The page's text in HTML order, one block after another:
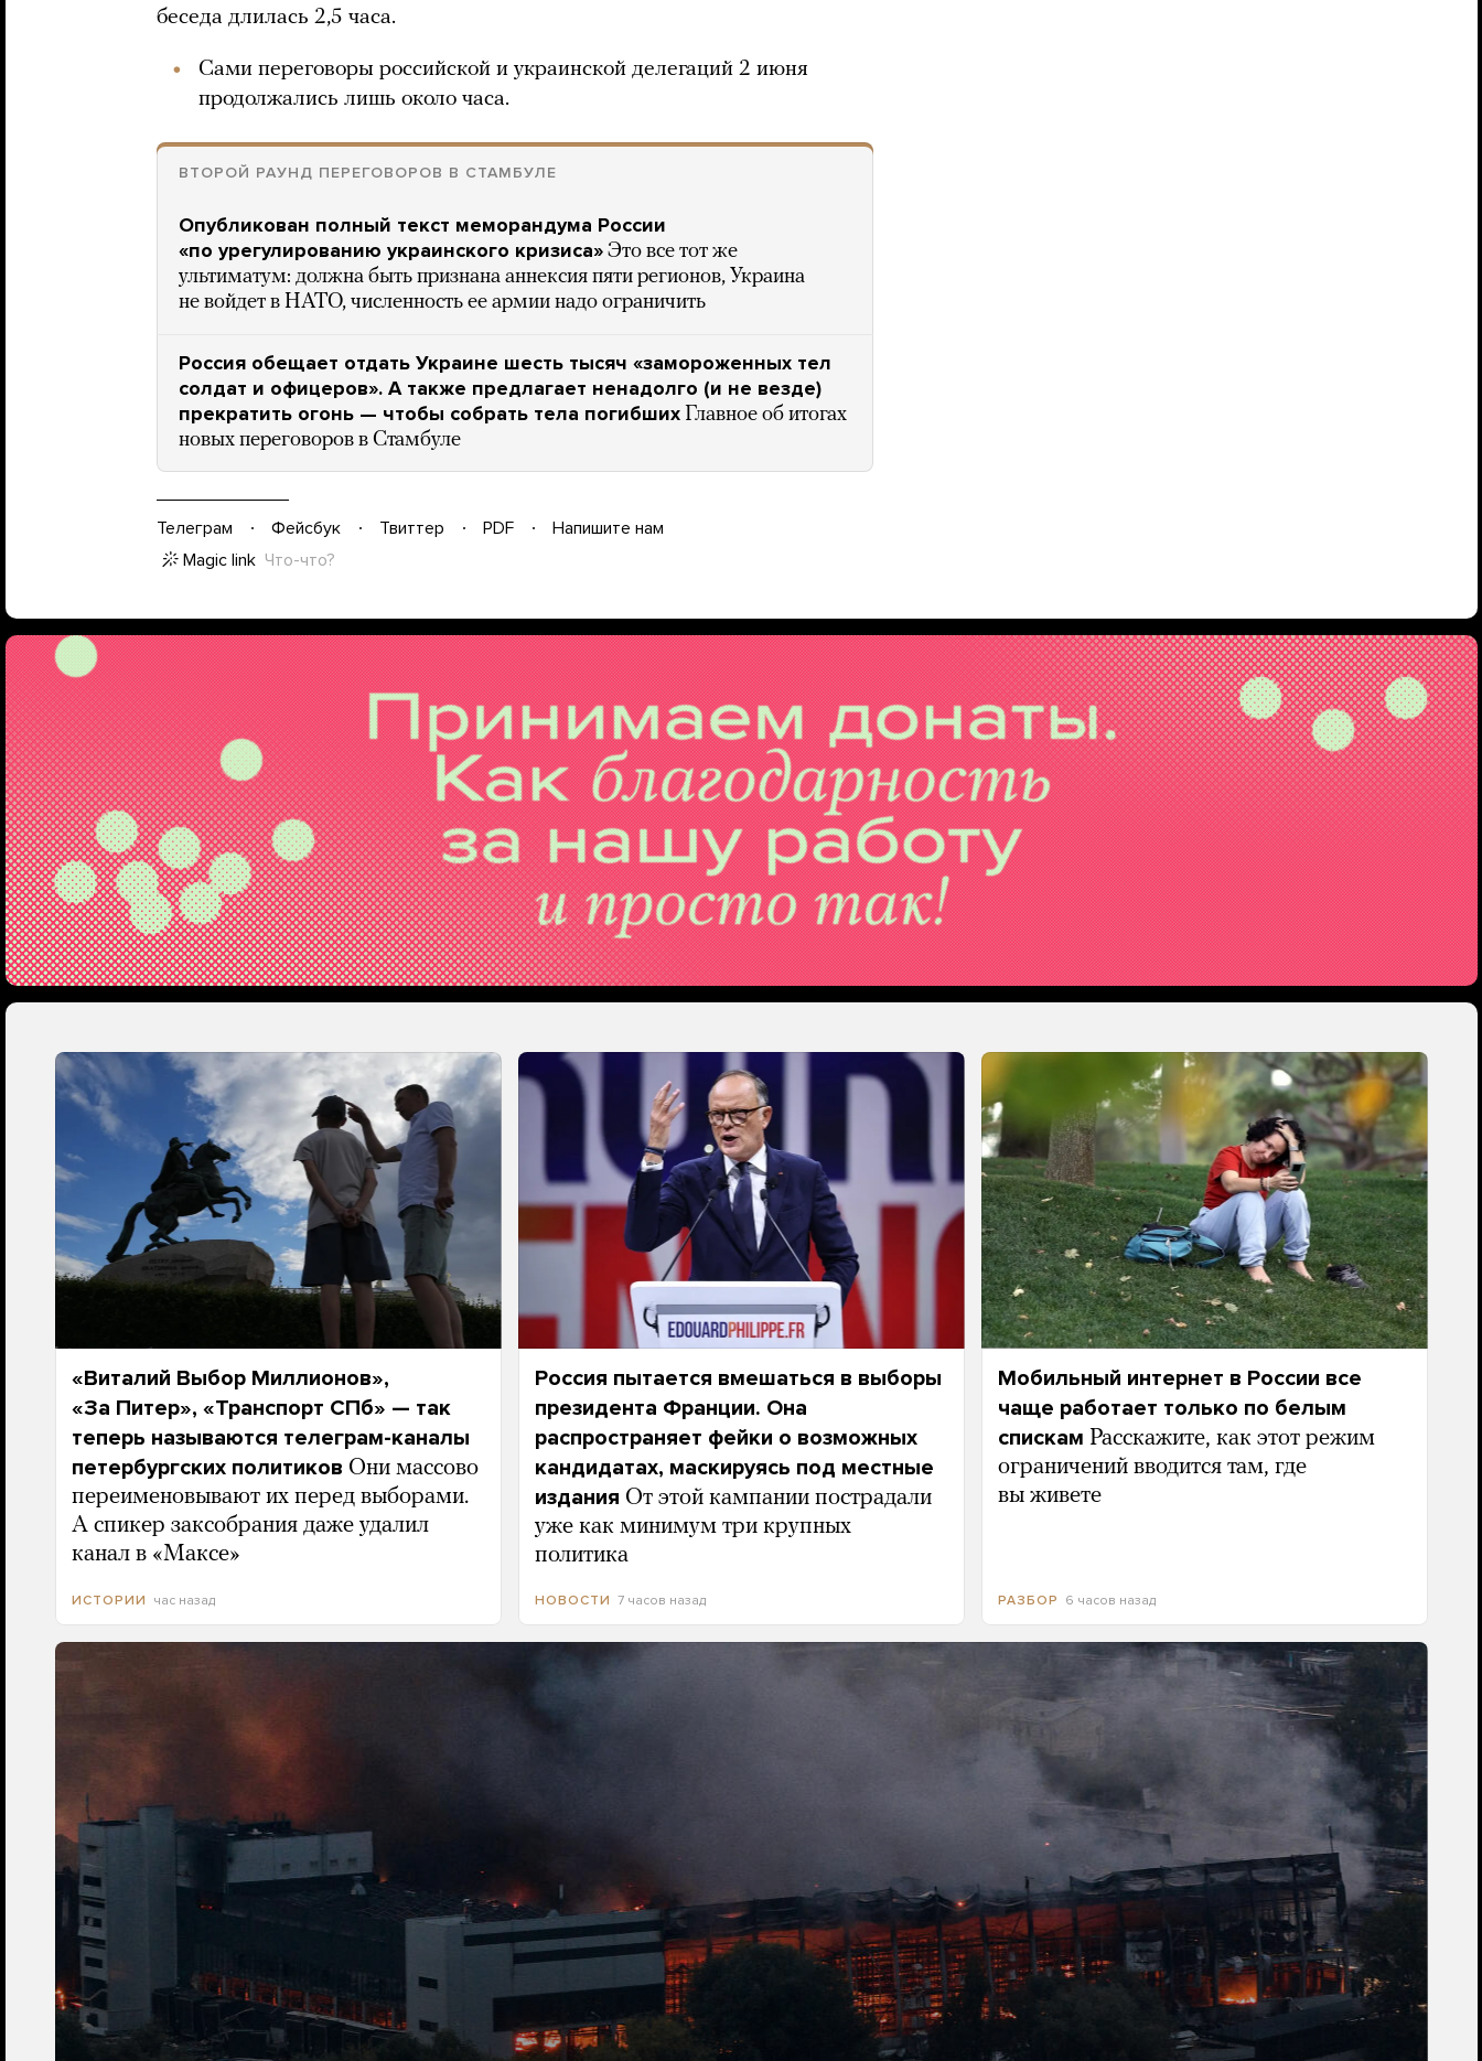
беседа длилась 2,5 часа.
Сами переговоры российской и украинской делегаций 2 июня
продолжались лишь около часа.
ВТОРОЙ РАУНД ПЕРЕГОВОРОВ В СТАМБУЛЕ
Опубликован полный текст меморандума России
«по урегулированию украинского кризиса» Это все тот же
ультиматум: должна быть признана аннексия пяти регионов, Украина
не войдет в НАТО, численность ее армии надо ограничить
Россия обещает отдать Украине шесть тысяч «замороженных тел
солдат и офицеров». А также предлагает ненадолго (и не везде)
прекратить огонь — чтобы собрать тела погибших Главное об итогах
новых переговоров в Стамбуле
Телеграм Фейсбук Твиттер PDF
Напишите нам
Magic link Что-что?
«Виталий Выбор Миллионов»,
«За Питер», «Транспорт СПб» — так
теперь называются телеграм-каналы
петербургских политиков Они массово
переименовывают их перед выборами.
А спикер заксобрания даже удалил
канал в «Максе»
ИСТОРИИ час назад
Россия пытается вмешаться в выборы
президента Франции. Она
распространяет фейки о возможных
кандидатах, маскируясь под местные
издания От этой кампании пострадали
уже как минимум три крупных
политика
НОВОСТИ 7 часов назад
Мобильный интернет в России все
чаще работает только по белым
спискам Расскажите, как этот режим
ограничений вводится там, где
вы живете
РАЗБОР 6 часов назад